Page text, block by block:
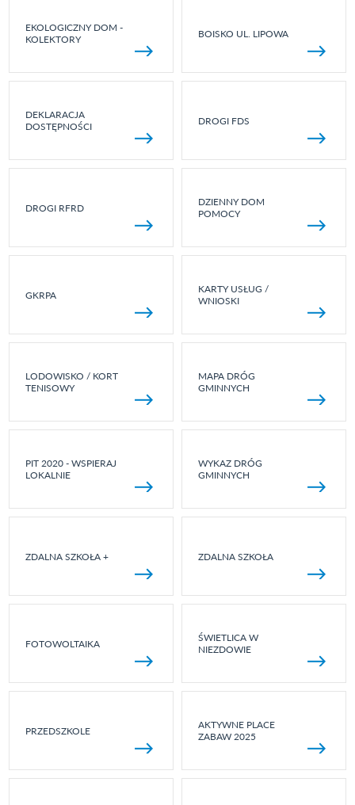
EKOLOGICZNY DOM -
KOLEKTORY
BOISKO UL. LIPOWA
DEKLARACJA
DOSTĘPNOŚCI
DROGI FDS
DROGI RFRD
DZIENNY DOM
POMOCY
GKRPA
KARTY USŁUG /
WNIOSKI
LODOWISKO / KORT
TENISOWY
MAPA DRÓG
GMINNYCH
PIT 2020 - WSPIERAJ
LOKALNIE
WYKAZ DRÓG
GMINNYCH
ZDALNA SZKOŁA + ZDALNA SZKOŁA
FOTOWOLTAIKA
ŚWIETLICA W
NIEZDOWIE
PRZEDSZKOLE
AKTYWNE PLACE
ZABAW 2025